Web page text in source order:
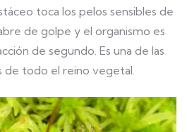
toca los pelos sensibles de
de golpe y el organismo es
de segundo. Es una de las
de todo el reino vegetal.